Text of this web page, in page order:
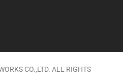
CO.,LTD. ALL RIGHTS